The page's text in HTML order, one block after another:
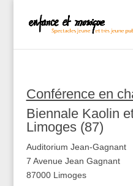
Conférence en
Biennale Kaolin
Limoges (87)
Auditorium Jean-Gagnant
7 Avenue Jean Gagnant
87000 Limoges